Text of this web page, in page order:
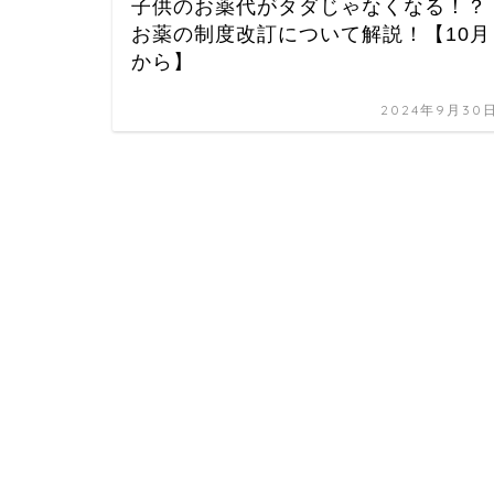
子供のお薬代がタダじゃなくなる！？
お薬の制度改訂について解説！【10月
から】
2024年9月30